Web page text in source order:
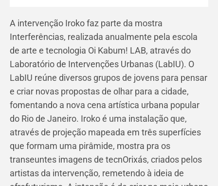
A intervenção Iroko faz parte da mostra
Interferências, realizada anualmente pela escola
de arte e tecnologia Oi Kabum! LAB, através do
Laboratório de Intervenções Urbanas (LabIU). O
LabIU reúne diversos grupos de jovens para pensar
e criar novas propostas de olhar para a cidade,
fomentando a nova cena artística urbana popular
do Rio de Janeiro. Iroko é uma instalação que,
através de projeção mapeada em três superfícies
que formam uma pirâmide, mostra pra os
transeuntes imagens de tecnOrixás, criados pelos
artistas da intervenção, remetendo à ideia de